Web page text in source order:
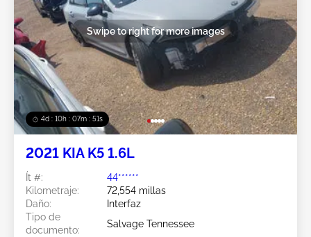
4d : 10h : 07m : 48s
Swipe to right for more images
2021 KIA K5 1.6L
Ít #:
44******
Kilometraje:
72,554 millas
Daño:
Interfaz
Tipo de
documento:
Salvage Tennessee